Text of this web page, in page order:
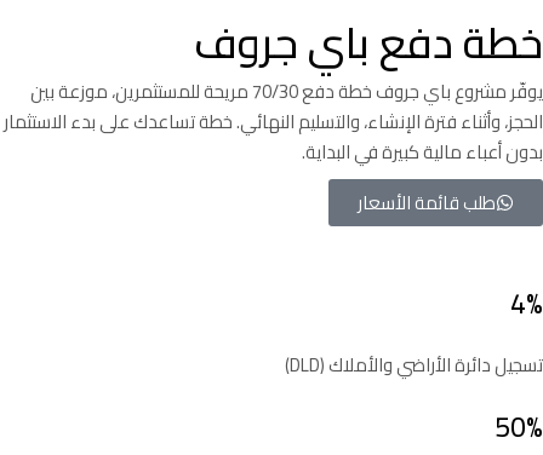
خطة دفع باي جروف
يوفّر مشروع باي جروف خطة دفع 70/30 مريحة للمستثمرين، موزعة بين
الحجز، وأثناء فترة الإنشاء، والتسليم النهائي. خطة تساعدك على بدء الاستثمار
بدون أعباء مالية كبيرة في البداية.
طلب قائمة الأسعار
4%
تسجيل دائرة الأراضي والأملاك (DLD)
50%